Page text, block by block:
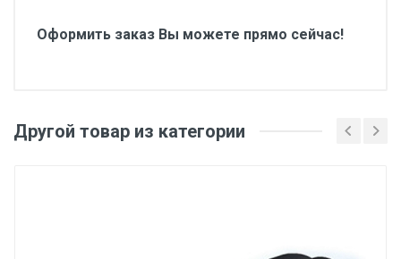
Оформить заказ Вы можете прямо сейчас!
Другой товар из категории